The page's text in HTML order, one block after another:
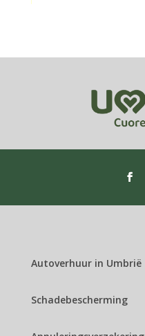
Autoverhuur in Umbrië
Schadebescherming